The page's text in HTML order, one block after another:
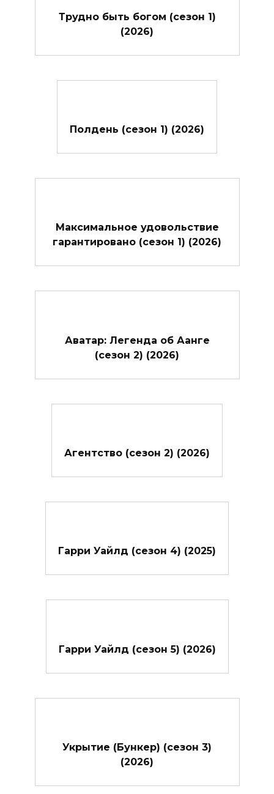
Трудно быть богом (сезон 1)
(2026)
Полдень (сезон 1) (2026)
Максимальное удовольствие
гарантировано (сезон 1) (2026)
Аватар: Легенда об Аанге
(сезон 2) (2026)
Агентство (сезон 2) (2026)
Гарри Уайлд (сезон 4) (2025)
Гарри Уайлд (сезон 5) (2026)
Укрытие (Бункер) (сезон 3)
(2026)